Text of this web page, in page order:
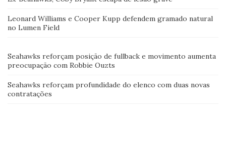
Leonard Williams e Cooper Kupp defendem gramado natural
no Lumen Field
Seahawks reforçam posição de fullback e movimento aumenta
preocupação com Robbie Ouzts
Seahawks reforçam profundidade do elenco com duas novas
contratações